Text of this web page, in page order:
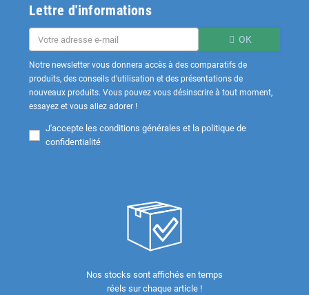
Lettre d'informations
OK
Notre newsletter vous donnera accès à des comparatifs de
produits, des conseils d'utilisation et des présentations de
nouveaux produits. Vous pouvez vous désinscrire à tout moment,
essayez et vous allez adorer !
J'accepte les conditions générales et la politique de
confidentialité
Nos stocks sont affichés en temps
réels sur chaque article !